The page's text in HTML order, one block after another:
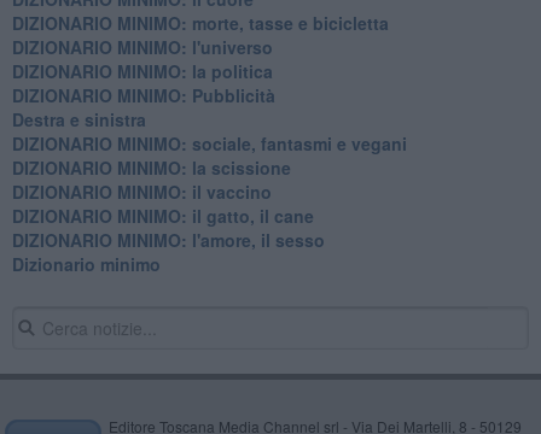
DIZIONARIO MINIMO: morte, tasse e bicicletta
DIZIONARIO MINIMO: l'universo
DIZIONARIO MINIMO: la politica
DIZIONARIO MINIMO: Pubblicità
Destra e sinistra
DIZIONARIO MINIMO: sociale, fantasmi e vegani
DIZIONARIO MINIMO: la scissione
DIZIONARIO MINIMO: il vaccino
DIZIONARIO MINIMO: il gatto, il cane
DIZIONARIO MINIMO: l'amore, il sesso
Dizionario minimo
Editore Toscana Media Channel srl - Via Dei Martelli, 8 - 50129